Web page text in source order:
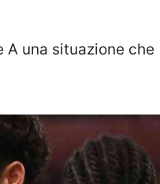
A una situazione che